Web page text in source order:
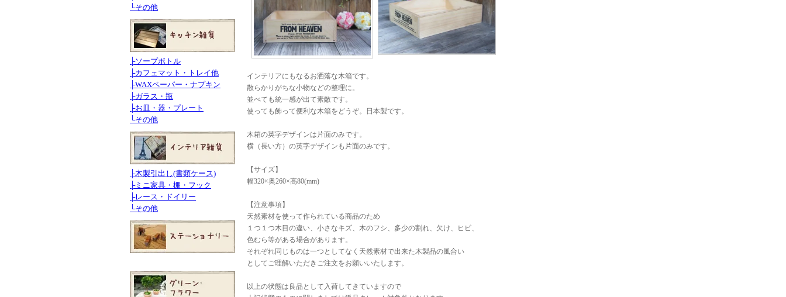
インテリアにもなるお洒落な木箱です。
散らかりがちな小物などの整理に。
並べても統一感が出て素敵です。
使っても飾って便利な木箱をどうぞ。日本製です。
木箱の英字デザインは片面のみです。
横（長い方）の英字デザインも片面のみです。
【サイズ】
幅320×奥260×高80(mm)
【注意事項】
天然素材を使って作られている商品のため
１つ１つ木目の違い、小さなキズ、木のフシ、多少の割れ、欠け、ヒビ、
色むら等がある場合があります。
それぞれ同じものは一つとしてなく天然素材で出来た木製品の風合い
としてご理解いただきご注文をお願いいたします。
以上の状態は良品として入荷してきていますので
└その他
├ソープボトル
├カフェマット・トレイ他
├WAXペーパー・ナプキン
├ガラス・瓶
├お皿・器・プレート
└その他
├木製引出し(書類ケース)
├ミニ家具・棚・フック
├レース・ドイリー
└その他